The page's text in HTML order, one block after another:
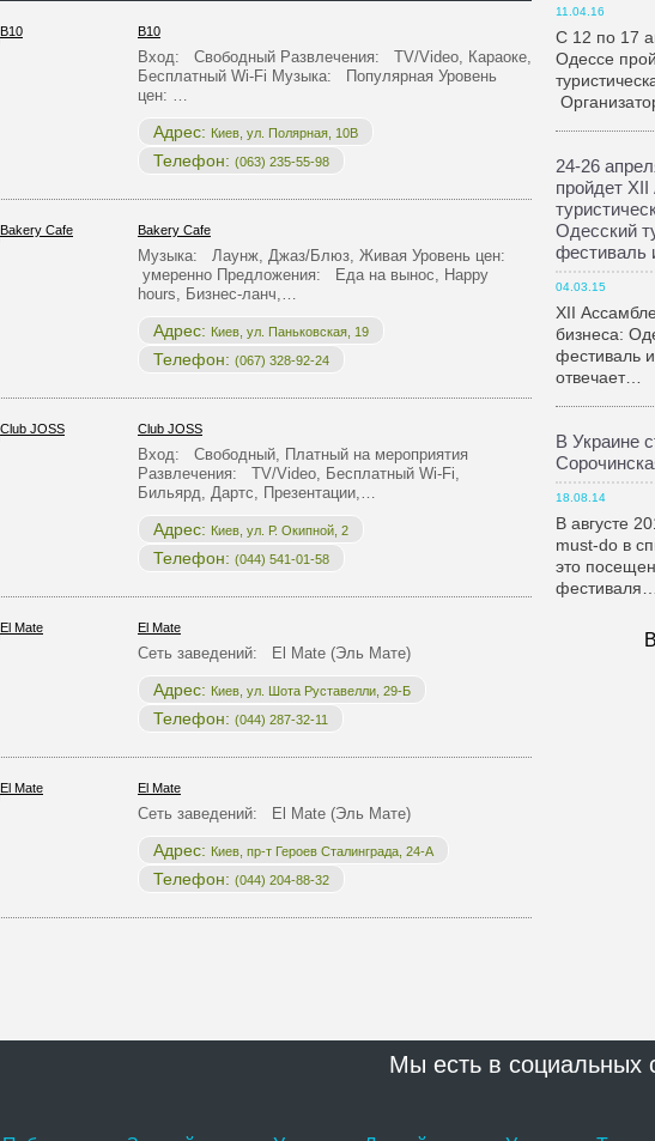
B10
Вход: Свободный Развлечения: TV/Video, Караоке,
Бесплатный Wi-Fi Музыка: Популярная Уровень
цен: …
Адрес: Киев, ул. Полярная, 10В
Телефон: (063) 235-55-98
Bakery Cafe
Музыка: Лаунж, Джаз/Блюз, Живая Уровень цен:
умеренно Предложения: Еда на вынос, Happy
hours, Бизнес-ланч,…
Адрес: Киев, ул. Паньковская, 19
Телефон: (067) 328-92-24
Club JOSS
Вход: Свободный, Платный на мероприятия
Развлечения: TV/Video, Бесплатный Wi-Fi,
Бильярд, Дартс, Презентации,…
Адрес: Киев, ул. Р. Окипной, 2
Телефон: (044) 541-01-58
El Mate
Сеть заведений: El Mate (Эль Мате)
Адрес: Киев, ул. Шота Руставелли, 29-Б
Телефон: (044) 287-32-11
El Mate
Сеть заведений: El Mate (Эль Мате)
Адрес: Киев, пр-т Героев Сталинграда, 24-А
Телефон: (044) 204-88-32
11.04.16
С 12 по 17
Одессе
24-26
пройдет
Одесский
фестиваль
04.03.15
XII
бизнеса:
фестиваль
отвечает…
В Украине
18.08.14
В августе
must-do в
это
фестиваля…
Мы есть в социальных